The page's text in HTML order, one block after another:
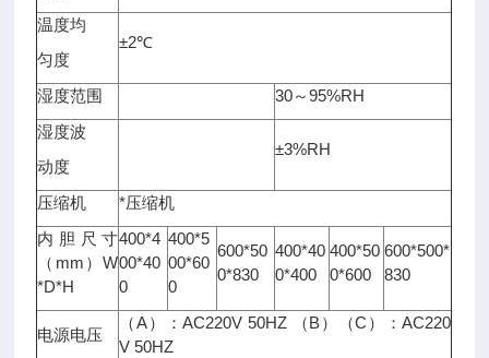
温度均
匀度
±2℃
湿度范围
30～95%RH
湿度波
动度
±3%RH
压缩机
*压缩机
内胆尺寸
（mm）W
*D*H
400*4
00*40
0
400*5
00*60
0
600*50
0*830
400*40
0*400
400*50
0*600
600*500*
830
电源电压
（A）：AC220V 50HZ （B）（C）：AC220
V 50HZ